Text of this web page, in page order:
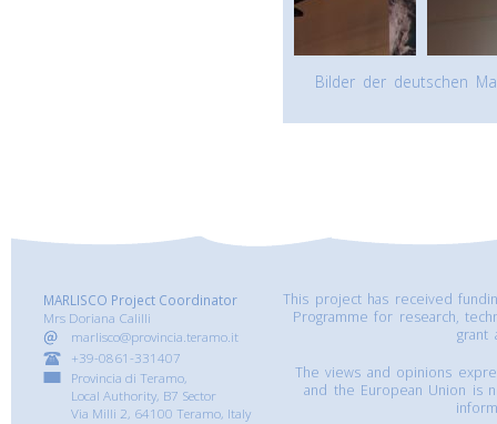
Bilder der deutschen
MARLISCO Project Coordinator
Mrs Doriana Calilli
marlisco@provincia.teramo.it
+39-0861-331407
Provincia di Teramo,
Local Authority, B7 Sector
Via Milli 2, 64100 Teramo, Italy
This project has received
Programme for research,
grant
The views and opinions
and the European Union is